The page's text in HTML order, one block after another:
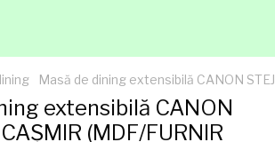
Masă de dining extensibilă CANON
extensibilă CANON
(MDF/FURNIR